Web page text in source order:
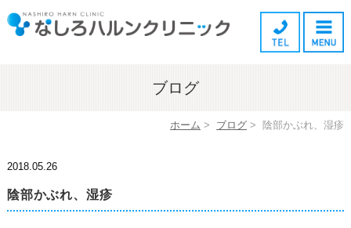
ブログ
ホーム > ブログ > 陰部かぶれ、湿疹
2018.05.26
陰部かぶれ、湿疹